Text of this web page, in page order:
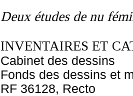
Deux études de nu
INVENTAIRES ET
Cabinet des dessins
Fonds des dessins et
RF 36128, Recto